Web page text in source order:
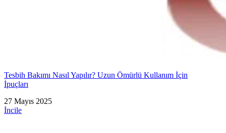
Tesbih Bakımı Nasıl Yapılır? Uzun Ömürlü Kullanım İçin
İpuçları
27 Mayıs 2025
İncile